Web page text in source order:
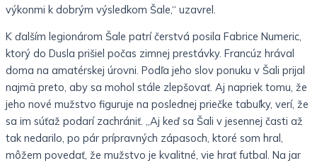
výkonmi k dobrým výsledkom Šale,“ uzavrel.
K ďalším legionárom Šale patrí čerstvá posila Fabrice Numeric,
ktorý do Dusla prišiel počas zimnej prestávky. Francúz hrával
doma na amatérskej úrovni. Podľa jeho slov ponuku v Šali prijal
najmä preto, aby sa mohol stále zlepšovať. Aj napriek tomu, že
jeho nové mužstvo figuruje na poslednej priečke tabuľky, verí, že
sa im súťaž podarí zachrániť. „Aj keď sa Šali v jesennej časti až
tak nedarilo, po pár prípravných zápasoch, ktoré som hral,
môžem povedať, že mužstvo je kvalitné, vie hrať futbal. Na jar